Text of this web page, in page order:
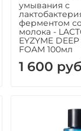
умывания с
ферментом
молока -
EYZYME
FOAM 100мл
1 600